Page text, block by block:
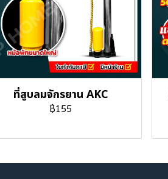
ที่สูบลมจักรยาน AKC
฿155